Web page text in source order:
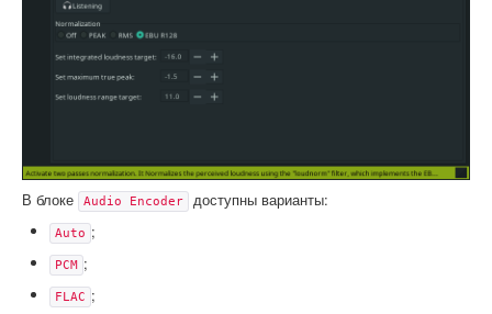
В блоке Audio Encoder доступны варианты:
Auto ;
PCM ;
FLAC ;